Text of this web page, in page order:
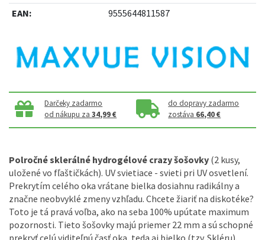
EAN:
9555644811587
Darčeky zadarmo
od nákupu za34,99 €
do dopravy zadarmo
zostáva 66,40 €
Polročné sklerálné hydrogélové crazy šošovky (2 kusy,
uložené vo fľaštičkách). UV svietiace - svieti pri UV osvetlení.
Prekrytím celého oka vrátane bielka dosiahnu radikálny a
značne neobvyklé zmeny vzhľadu. Chcete žiariť na diskotéke?
Toto je tá pravá voľba, ako na seba 100% upútate maximum
pozornosti. Tieto šošovky majú priemer 22 mm a sú schopné
prekryť celú viditeľnú časť oka, teda aj bielko (tzv. Skléru).